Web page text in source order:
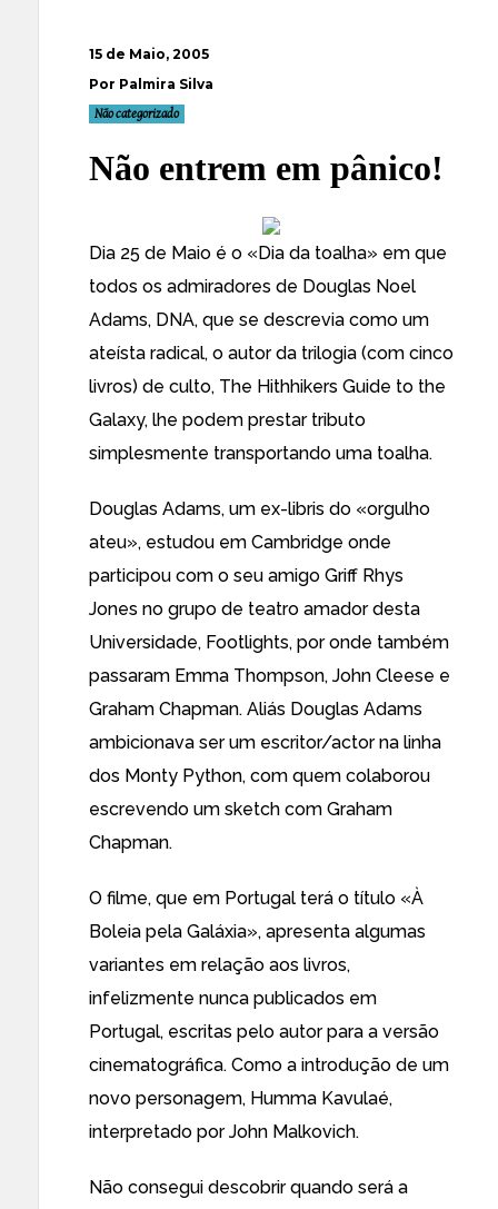
15 de Maio, 2005
Por Palmira Silva
Não categorizado
Não entrem em pânico!
Dia 25 de Maio é o «Dia da toalha» em que
todos os admiradores de Douglas Noel
Adams, DNA, que se descrevia como um
ateísta radical, o autor da trilogia (com cinco
livros) de culto, The Hithhikers Guide to the
Galaxy, lhe podem prestar tributo
simplesmente transportando uma toalha.
Douglas Adams, um ex-libris do «orgulho
ateu», estudou em Cambridge onde
participou com o seu amigo Griff Rhys
Jones no grupo de teatro amador desta
Universidade, Footlights, por onde também
passaram Emma Thompson, John Cleese e
Graham Chapman. Aliás Douglas Adams
ambicionava ser um escritor/actor na linha
dos Monty Python, com quem colaborou
escrevendo um sketch com Graham
Chapman.
O filme, que em Portugal terá o título «À
Boleia pela Galáxia», apresenta algumas
variantes em relação aos livros,
infelizmente nunca publicados em
Portugal, escritas pelo autor para a versão
cinematográfica. Como a introdução de um
novo personagem, Humma Kavulaé,
interpretado por John Malkovich.
Não consegui descobrir quando será a